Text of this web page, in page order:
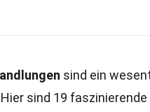
sind ein
Hier sind 19